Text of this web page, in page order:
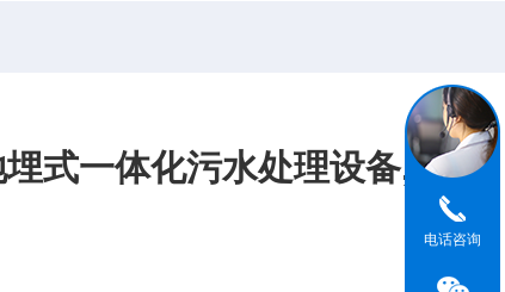
式一体化污水处理设备,
电话咨询